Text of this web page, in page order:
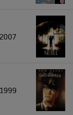
2007
1999